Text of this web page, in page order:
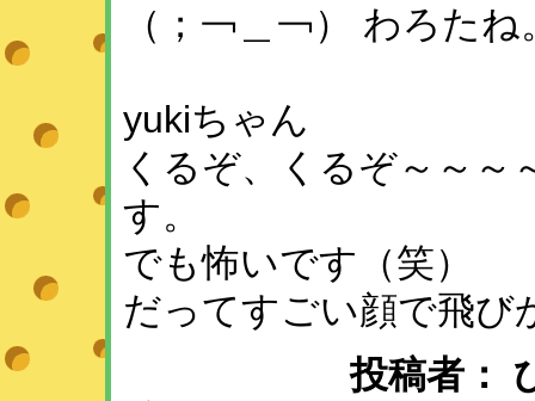
（；￢＿￢） わろた
yukiちゃん
くるぞ、くるぞ～～
す。
でも怖いです（笑）
だってすごい顔で飛び
投稿者：